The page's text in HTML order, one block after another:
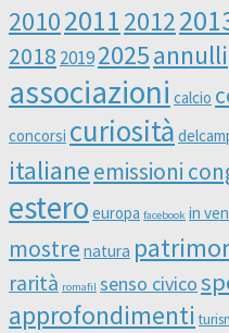
201020112012
2018 20192025annulli
associazioni calcio
concorsi curiosità
italianeemissioni
estero europa facebook in
mostre natura
rarità romafil senso civico
approfondimenti